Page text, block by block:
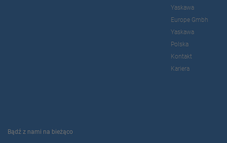
Yaskawa
Europe Gmbh
Yaskawa
Polska
Kontakt
Kariera
Bądź z nami na bieżąco